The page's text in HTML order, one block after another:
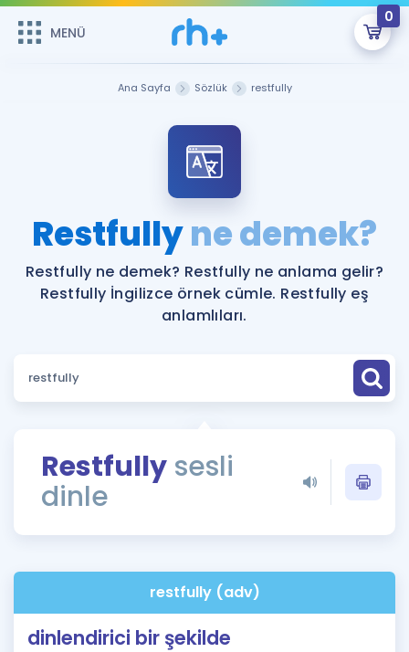
MENÜ
0
Şifremi Hatırlamıyorum
ÜYE DEĞİLİM
Sepetin Şu An Boş.
Remzi Hoca ile seni sınava hazırlayacak onlarca eğitim seni
bekliyor!
MENÜ
Katılımcı Görüşleri
Faydalı Araçlar
Sözlük
Rehberlik Aracı
ÖSYM Sınav Takvimi
İngilizce Gramer
Hakkımızda
Ana Sayfa Sözlük restfully
Restfullyne demek?
Restfully ne demek? Restfully ne anlama gelir?
Restfully İngilizce örnek cümle. Restfully eş
anlamlıları.
Restfully sesli
dinle
restfully (adv)
dinlendirici bir şekilde